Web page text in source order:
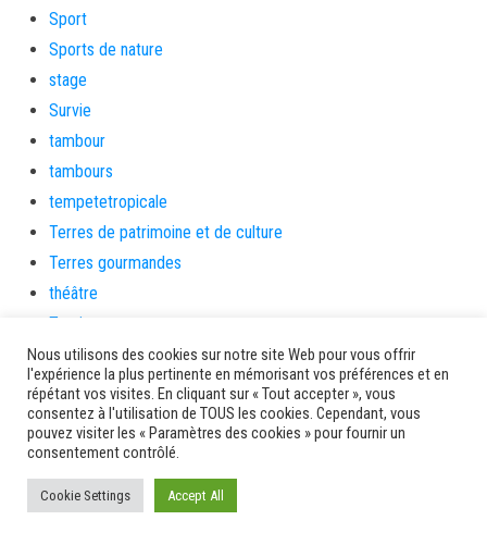
Sport
Sports de nature
stage
Survie
tambour
tambours
tempetetropicale
Terres de patrimoine et de culture
Terres gourmandes
théâtre
Tourisme
toussaint
tradition
Transition Energétique
Transport et routes
Travail
Travaux
Nous utilisons des cookies sur notre site Web pour vous offrir
l'expérience la plus pertinente en mémorisant vos préférences et en
répétant vos visites. En cliquant sur « Tout accepter », vous
consentez à l'utilisation de TOUS les cookies. Cependant, vous
pouvez visiter les « Paramètres des cookies » pour fournir un
consentement contrôlé.
Cookie Settings Accept All